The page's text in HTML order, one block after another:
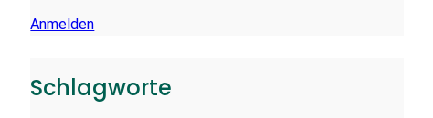
Anmelden
Schlagworte